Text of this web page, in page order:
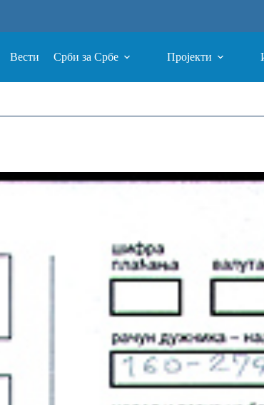
Вести Срби за Србе Пројекти